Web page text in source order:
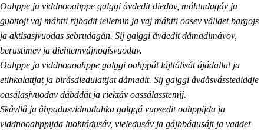
Oahppe ja viddnooahppe galggi åvdedit diedov, máhtudagáv ja
guottojt vaj máhtti rijbadit iellemin ja vaj máhtti oasev válldet bargojs
ja aktisasjvuodas sebrudagán. Sij galggi åvdedit dåmadimávov,
berustimev ja diehtemvájnogisvuodav.
Oahppe ja viddnoaoahppe galggi oahppát lájttálisát ájádallat ja
etihkalattjat ja birásdiedulattjat dåmadit. Sij galggi åvdåsvásstediddje
oasálasjvuodav dåbddåt ja riektáv oassálasstemij.
Skåvllå ja åhpadusvidnudahka galggá vuosedit oahppijda ja
viddnooahppijda luohtádusáv, vieledusáv ja gájbbádusájt ja vaddet